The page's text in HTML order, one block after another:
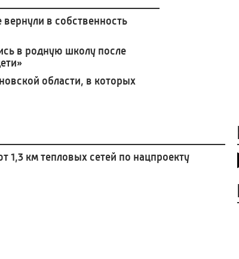
в собственность
в родную школу после
области, в которых
1,3 км тепловых сетей по нацпроекту